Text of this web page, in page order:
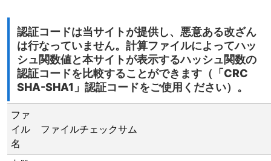
認証コードは当サイトが提供し、悪意ある改ざん
は行なっていません。計算ファイルによってハッ
シュ関数値と本サイトが表示するハッシュ関数の
認証コードを比較することができます（「CRC
SHA-SHA1」認証コードをご使用ください）。
ファ
イル
名
ファイルチェックサム